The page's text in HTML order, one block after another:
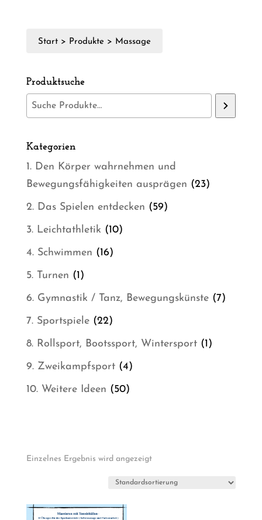
Start> Produkte > Massage
Produktsuche
Kategorien
1. Den Körper wahrnehmen und
Bewegungsfähigkeiten ausprägen
2323
2. Das Spielen entdecken 5959
3. Leichtathletik 1010
4. Schwimmen 1616
5. Turnen 11
Produkt
6. Gymnastik / Tanz, Bewegungskünste 77
7. Sportspiele 2222
Produkte
8. Rollsport, Bootssport, Wintersport 11
9. Zweikampfsport 44
Produkte
10. Weitere Ideen 5050
Einzelnes Ergebnis wird angezeigt